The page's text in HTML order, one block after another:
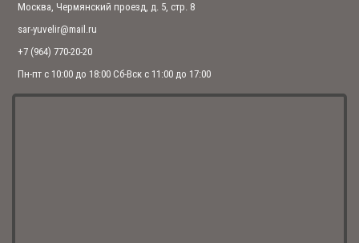
Москва, Чермянский проезд, д. 5, стр. 8
sar-yuvelir@mail.ru
+7 (964) 770-20-20
Пн-пт с 10:00 до 18:00 Сб-Вск с 11:00 до 17:00